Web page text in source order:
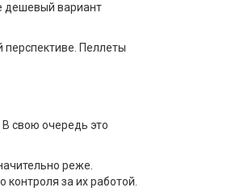
дешевый вариант
Пеллеты
свою очередь это
реже.
за их работой.